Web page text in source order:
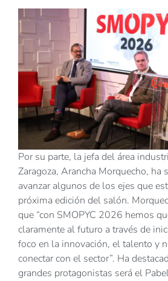
Por su parte, la jefa del área
Zaragoza, Arancha Morquecho, ha
avanzar algunos de los ejes que
próxima edición del salón.
que “con SMOPYC 2026 hemos
claramente al futuro a través de
foco en la innovación, el talento y
conectar con el sector”. Ha
grandes protagonistas será el